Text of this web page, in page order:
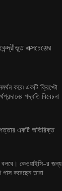
এক্সচেঞ্জের
করে৷ একটি ক্রিপ্টো
পদ্ধতি বিবেচনা
একটি অতিরিক্ত
কেওয়াইসি-র জন্য
করেছেন তারা